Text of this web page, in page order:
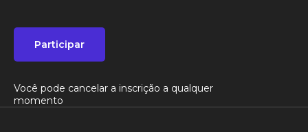
Participar
Você pode cancelar a inscrição a qualquer
momento